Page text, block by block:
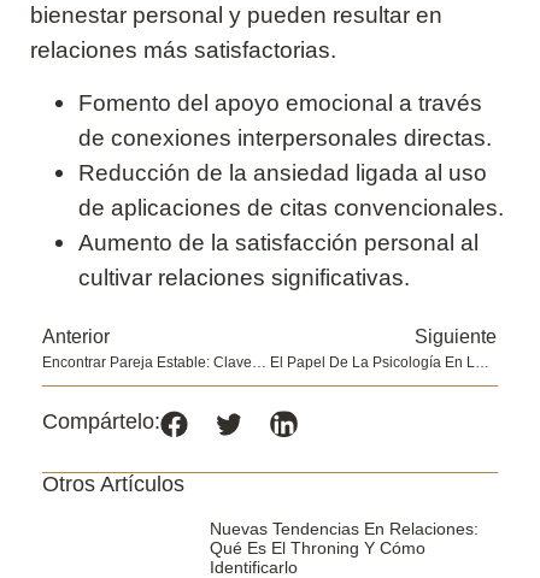
bienestar personal y pueden resultar en
relaciones más satisfactorias.
Fomento del apoyo emocional a través
de conexiones interpersonales directas.
Reducción de la ansiedad ligada al uso
de aplicaciones de citas convencionales.
Aumento de la satisfacción personal al
cultivar relaciones significativas.
Anterior
Encontrar Pareja Estable: Claves Para Una Relación Duradera
Siguiente
El Papel De La Psicología En Las Agencias Matrimoniales: Asegurando Compatibilidad Y Éxito En El Amor
Compártelo:
Otros Artículos
Nuevas Tendencias En Relaciones:
Qué Es El Throning Y Cómo
Identificarlo